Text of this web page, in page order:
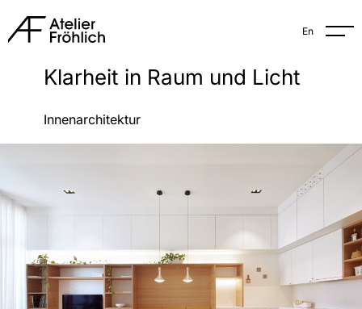
En
Innenarchitektur
Klarheit in Raum und Licht